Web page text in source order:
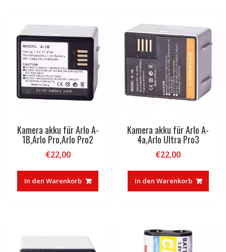
Kamera akku für Arlo A-
1B,Arlo Pro,Arlo Pro2
€22,00
In den Warenkorb
Kamera akku für Arlo A-
4a,Arlo Ultra Pro3
€22,00
In den Warenkorb